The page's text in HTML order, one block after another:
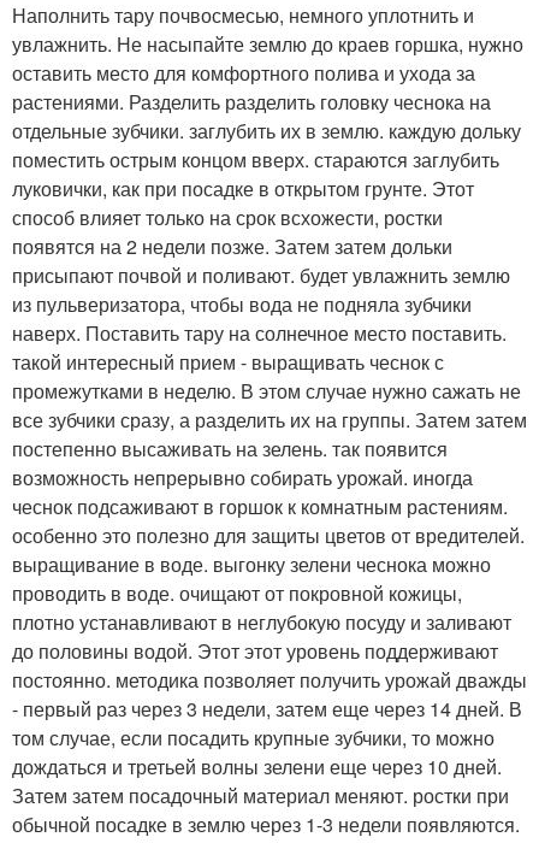
Наполнить тару почвосмесью, немного уплотнить и
увлажнить. Не насыпайте землю до краев горшка, нужно
оставить место для комфортного полива и ухода за
растениями. Разделить разделить головку чеснока на
отдельные зубчики. заглубить их в землю. каждую дольку
поместить острым концом вверх. стараются заглубить
луковички, как при посадке в открытом грунте. Этот
способ влияет только на срок всхожести, ростки
появятся на 2 недели позже. Затем затем дольки
присыпают почвой и поливают. будет увлажнить землю
из пульверизатора, чтобы вода не подняла зубчики
наверх. Поставить тару на солнечное место поставить.
такой интересный прием - выращивать чеснок с
промежутками в неделю. В этом случае нужно сажать не
все зубчики сразу, а разделить их на группы. Затем затем
постепенно высаживать на зелень. так появится
возможность непрерывно собирать урожай. иногда
чеснок подсаживают в горшок к комнатным растениям.
особенно это полезно для защиты цветов от вредителей.
выращивание в воде. выгонку зелени чеснока можно
проводить в воде. очищают от покровной кожицы,
плотно устанавливают в неглубокую посуду и заливают
до половины водой. Этот этот уровень поддерживают
постоянно. методика позволяет получить урожай дважды
- первый раз через 3 недели, затем еще через 14 дней. В
том случае, если посадить крупные зубчики, то можно
дождаться и третьей волны зелени еще через 10 дней.
Затем затем посадочный материал меняют. ростки при
обычной посадке в землю через 1-3 недели появляются.